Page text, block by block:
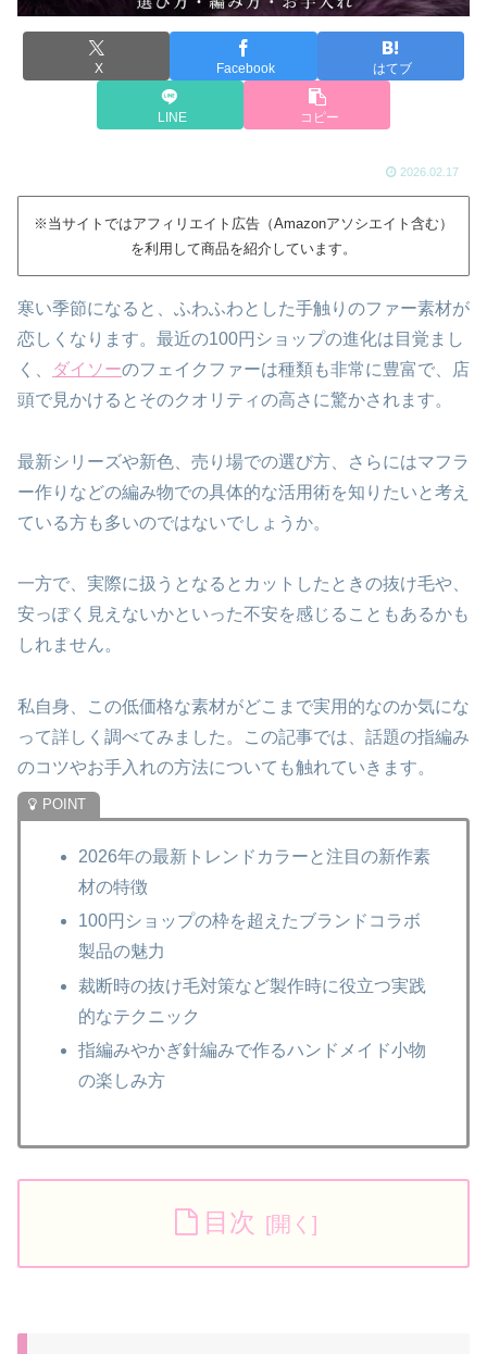
X Facebook はてブ
LINE コピー
2026.02.17
※当サイトではアフィリエイト広告（Amazonアソシエイト含む）
を利用して商品を紹介しています。
寒い季節になると、ふわふわとした手触りのファー素材が
恋しくなります。最近の100円ショップの進化は目覚まし
く、
ダイソーのフェイクファーは種類も非常に豊富で、店
頭で見かけるとそのクオリティの高さに驚かされます。
最新シリーズや新色、売り場での選び方、さらにはマフラ
ー作りなどの編み物での具体的な活用術を知りたいと考え
ている方も多いのではないでしょうか。
一方で、実際に扱うとなるとカットしたときの抜け毛や、
安っぽく見えないかといった不安を感じることもあるかも
しれません。
私自身、この低価格な素材がどこまで実用的なのか気にな
って詳しく調べてみました。この記事では、話題の指編み
のコツやお手入れの方法についても触れていきます。
2026年の最新トレンドカラーと注目の新作素
材の特徴
100円ショップの枠を超えたブランドコラボ
製品の魅力
裁断時の抜け毛対策など製作時に役立つ実践
的なテクニック
指編みやかぎ針編みで作るハンドメイド小物
の楽しみ方
目次